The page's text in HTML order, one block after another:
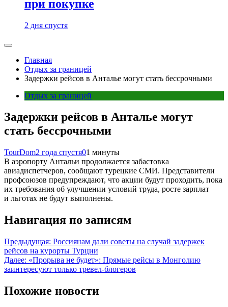
при покупке
2 дня спустя
Главная
Отдых за границей
Задержки рейсов в Анталье могут стать бессрочными
Отдых за границей
Задержки рейсов в Анталье могут
стать бессрочными
TourDom2 года спустя01 минуты
В аэропорту Антальи продолжается забастовка
авиадиспетчеров, сообщают турецкие СМИ. Представители
профсоюзов предупреждают, что акции будут проходить, пока
их требования об улучшении условий труда, росте зарплат
и льготах не будут выполнены.
Навигация по записям
Предыдущая: Россиянам дали советы на случай задержек
рейсов на курорты Турции
Далее: «Прорыва не будет»: Прямые рейсы в Монголию
заинтересуют только тревел-блогеров
Похожие новости